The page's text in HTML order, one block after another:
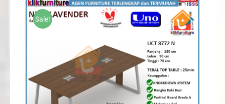
Rp8,888,000. Rp5,332,000.
Sale!